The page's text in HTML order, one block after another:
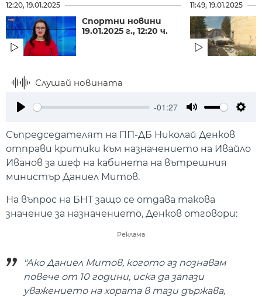
12:20, 19.01.2025
Спортни новини
19.01.2025 г., 12:20 ч.
11:49, 19.01.2025
Слушай новината
-01:27
Съпредседателят на ПП-ДБ Николай Денков
отправи критики към назначението на Ивайло
Иванов за шеф на кабинета на вътрешния
министър Даниел Митов.
На въпрос на БНТ защо се отдава такова
значение за назначението, Денков отговори:
Реклама
"Ако Даниел Митов, когото аз познавам
повече от 10 години, иска да запази
уважението на хората в тази държава,